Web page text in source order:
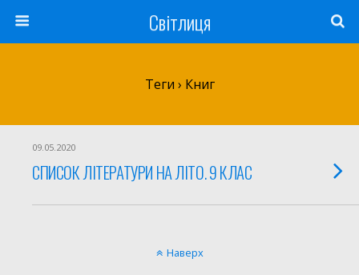
Світлиця
Теги › Книг
09.05.2020
СПИСОК ЛІТЕРАТУРИ НА ЛІТО. 9 КЛАС
Наверх